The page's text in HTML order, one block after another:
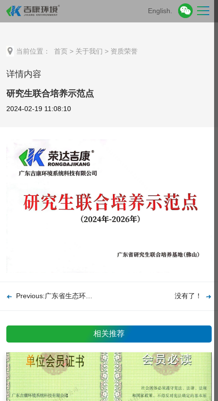
English.
当前位置： 首页 > 关于我们 > 资质荣誉
详情内容
研究生联合培养示范点
2024-02-19 11:08:10
没有了！
相关推荐